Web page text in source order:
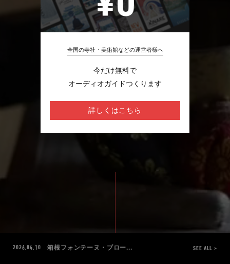
全国の寺社・美術館などの運営者様へ
今だけ無料で
オーディオガイドつくります
詳しくはこちら
2026.04.10 箱根フォンテーヌ・ブロー... SEE ALL >